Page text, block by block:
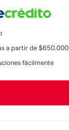
a partir de $650.000
fácilmente